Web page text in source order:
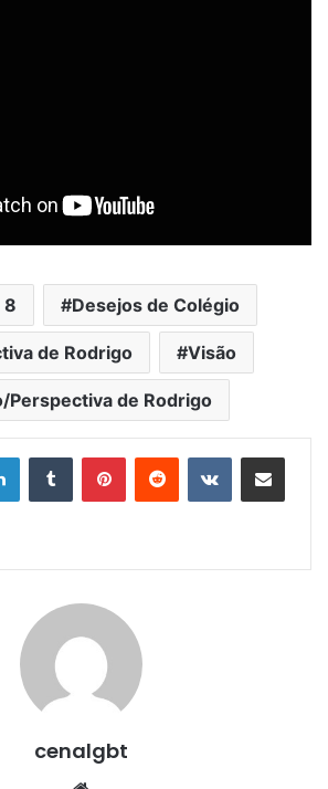
8 Desejos de Colégio
de Rodrigo Visão
Perspectiva de Rodrigo
LinkedinTumblr PinterestReddit VK Compartilhar via e-mail
cenalgbt